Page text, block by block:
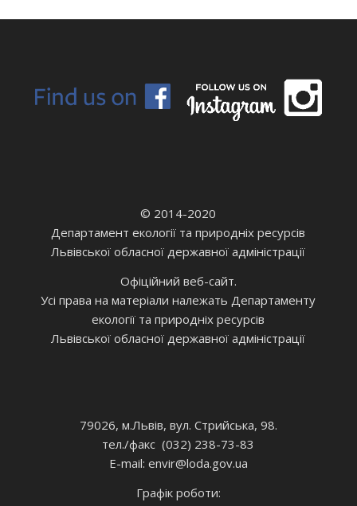
© 2014-2020
Департамент екології та природніх ресурсів
Львівської обласної державної адміністрації
Офіційний веб-сайт.
Усі права на матеріали належать Департаменту
екології та природніх ресурсів
Львівської обласної державної адміністрації
79026, м.Львів, вул. Стрийська, 98.
тел./факс (032) 238-73-83
E-mail: envir@loda.gov.ua
Графік роботи: